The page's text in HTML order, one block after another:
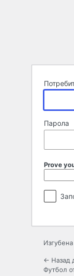
Парола
Prove
← Назад
Футбол